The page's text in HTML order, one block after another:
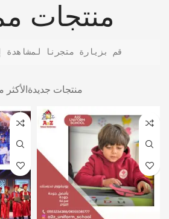
منتجات
منتجات جديدة الأكثر